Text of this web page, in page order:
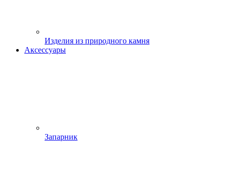
Изделия из природного камня
Аксессуары
Запарник